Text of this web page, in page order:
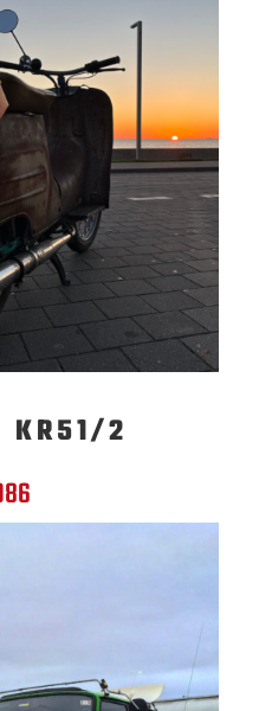
KR51/2